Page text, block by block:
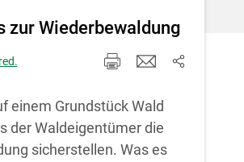
zur Wiederbewaldung
red.
einem Grundstück Wald
der Waldeigentümer die
sicherstellen. Was es